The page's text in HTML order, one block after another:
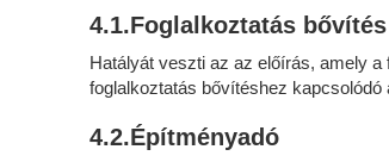
4.1.Foglalkoztatás
Hatályát veszti az az előírás, amely
foglalkoztatás bővítéshez kapcsolódó
4.2.Építményadó